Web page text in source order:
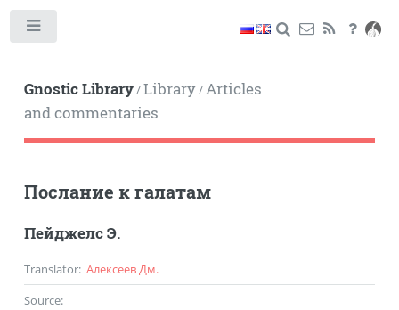
Gnostic Library/Library/Articles
and commentaries
Послание к галатам
Пейджелс Э.
Translator: Алексеев Дм.
Source: